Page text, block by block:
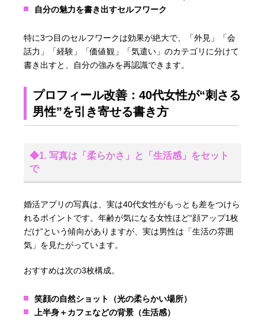
自分の魅力を書き出すセルフワーク
特に3つ目のセルフワークは効果が絶大で、「外見」「会
話力」「経験」「価値観」「気遣い」のカテゴリに分けて
書き出すと、自分の強みを再認識できます。
プロフィール改善：40代女性が“刺さる
男性”を引き寄せる書き方
◆1. 写真は「柔らかさ」と「生活感」をセット
で
婚活アプリの写真は、実は40代女性がもっとも差をつけら
れるポイントです。年齢が気になる女性ほど“顔アップ1枚
だけ”という傾向がありますが、実は男性は「生活の雰囲
気」を見たがっています。
おすすめは次の3枚構成。
笑顔の自然ショット（光の柔らかい場所）
上半身＋カフェなどの背景（生活感）